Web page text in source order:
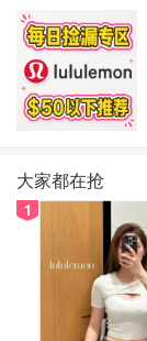
大家都在抢
1